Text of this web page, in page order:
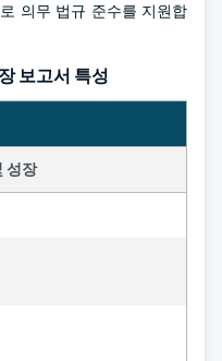
의무 법규 준수를 지원합
보고서 특성
성장